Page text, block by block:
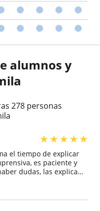
alumnos y
278 personas
★★★★★
el tiempo de explicar
es paciente y
dudas, las explica
de dar los puntos a